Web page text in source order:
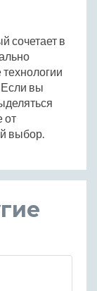
сочетает в
технологии
Если вы
от
выбор.